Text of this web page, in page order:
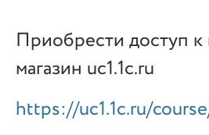
Приобрести доступ
магазин uc1.1c.ru
https://uc1.1c.ru/